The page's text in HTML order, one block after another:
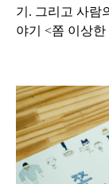
기. 그리고 사람
야기 <쫌 이상